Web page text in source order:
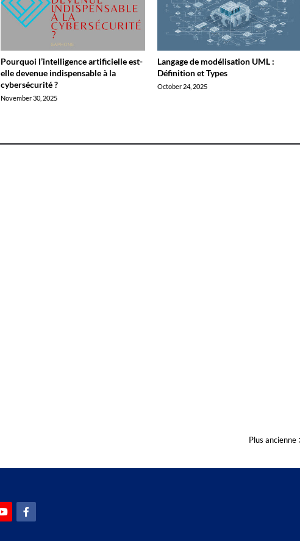
Pourquoi l’intelligence artificielle est-
elle devenue indispensable à la
cybersécurité ?
November 30, 2025
Langage de modélisation UML :
Définition et Types
October 24, 2025
Plus ancienne